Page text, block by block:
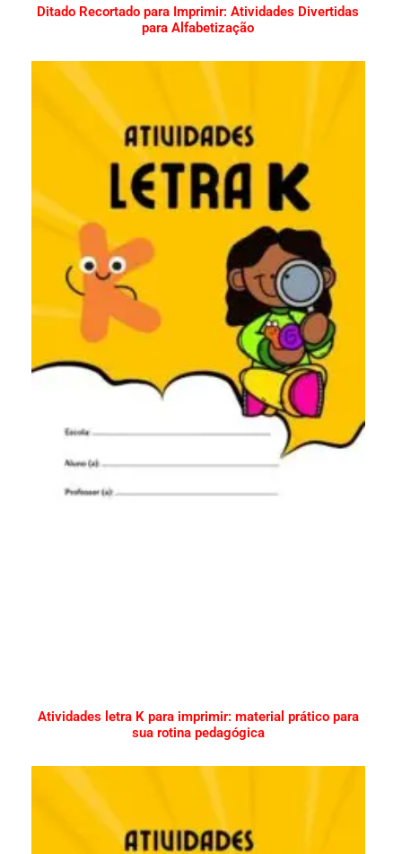
Ditado Recortado para Imprimir: Atividades Divertidas
para Alfabetização
Atividades letra K para imprimir: material prático para
sua rotina pedagógica